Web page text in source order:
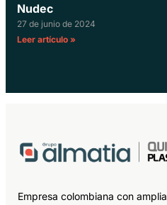
Nudec
27 de junio de 2024
Leer artículo »
Empresa colombiana con amplia